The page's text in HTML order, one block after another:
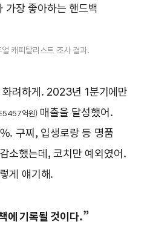
장 좋아하는 핸드백
캐피탈리스트 조사 결과.
려하게. 2023년 1분기에만
5457억원)매출을 달성했어.
구찌, 입생로랑 등 명품
소했는데, 코치만 예외였어.
게 얘기해.
에 기록될 것이다.”